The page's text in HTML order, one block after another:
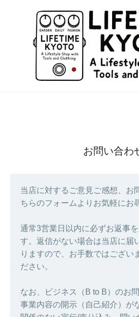
お問い合わ
当店に対するご意見ご感想、お
ちらのフォームよりお気軽にお
通常3営業日以内に必ずお返事
す。返信がない場合は当店に届
りますので、お手数ではござい
ださい。
なお、ビジネス（B to B）のお
事業内容の開示（自己紹介）が